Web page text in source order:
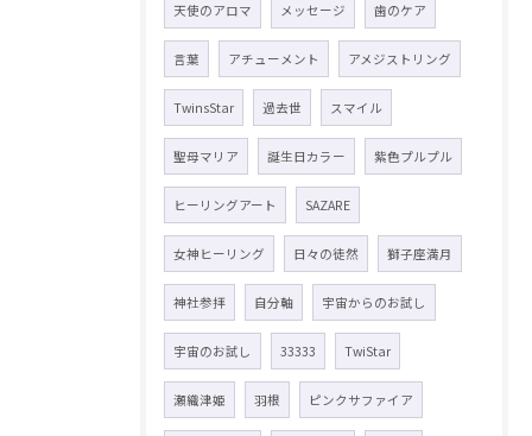
天使のアロマ メッセージ 歯のケア
言葉 アチューメント アメジストリング
TwinsStar 過去世 スマイル
聖母マリア 誕生日カラー 紫色プルプル
ヒーリングアート SAZARE
女神ヒーリング 日々の徒然 獅子座満月
神社参拝 自分軸 宇宙からのお試し
宇宙のお試し 33333 TwiStar
瀬織津姫 羽根 ピンクサファイア